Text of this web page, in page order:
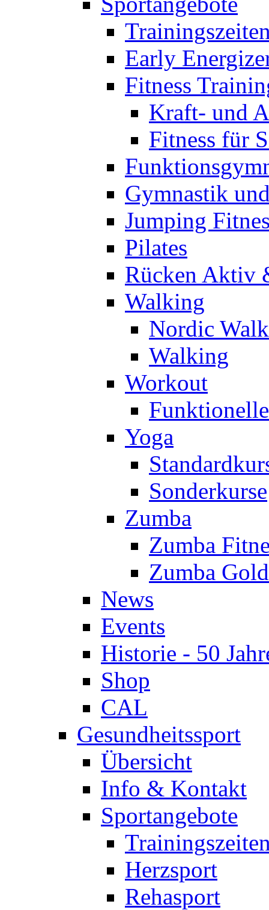
Early
Fitness
Kraft- und
Fitness für
Gymnastik
Jumping
Pilates
Rücken Aktiv
Walking
Nordic
Walking
Workout
Yoga
Sonderkurse
Zumba
Zumba
Zumba Gold
News
Events
Historie - 50
Shop
CAL
Gesundheitssport
Übersicht
Info & Kontakt
Sportangebote
Herzsport
Rehasport